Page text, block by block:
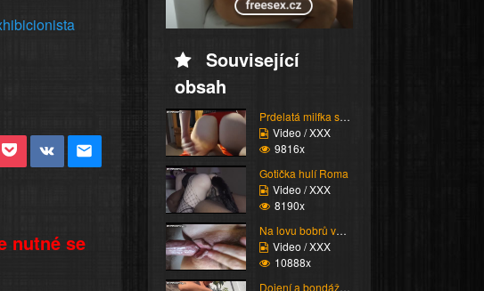
nutné se
Související
obsah
Prdelatá milfka si ose...
Video / XXX
9816x
Gotička hulí Roma
Video / XXX
8190x
Na lovu bobrů vol.76
Video / XXX
10888x
Dojení a bondáž vemen